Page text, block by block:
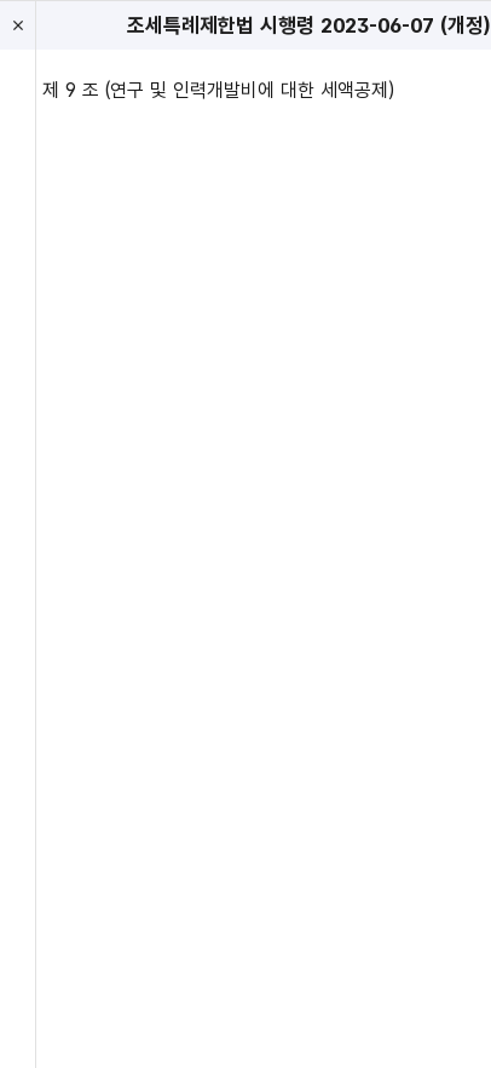
조세특례제한법 시행령 2023-06-07 (개정)
제 9 조 (연구 및 인력개발비에 대한 세액공제)